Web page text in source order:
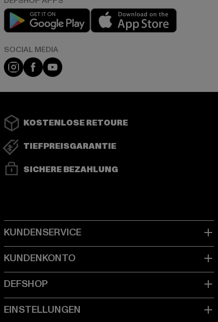
Play market
Instagram
FacebookYouTube
KOSTENLOSE RETOURE
TIEFPREISGARANTIE
SICHERE BEZAHLUNG